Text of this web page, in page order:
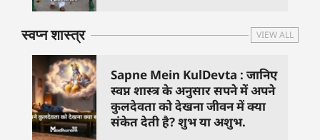
स्वप्न शास्त्र VIEW ALL
Sapne Mein KulDevta : जानिए
स्वप्न शास्त्र के अनुसार सपने में अपने
कुलदेवता को देखना जीवन में क्या
संकेत देती है? शुभ या अशुभ.